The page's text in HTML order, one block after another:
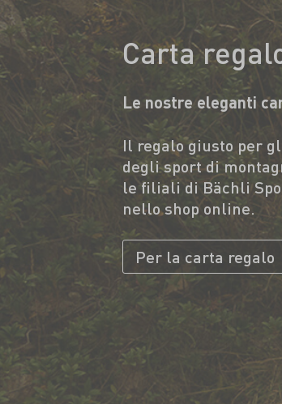
Carta
Le nostre eleganti
Il regalo giusto per
degli sport di
le filiali di Bächli
nello shop online.
Per la carta regalo